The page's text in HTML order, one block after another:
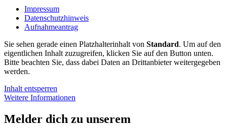
Impressum
Datenschutzhinweis
Aufnahmeantrag
Sie sehen gerade einen Platzhalterinhalt von Standard. Um auf den
eigentlichen Inhalt zuzugreifen, klicken Sie auf den Button unten.
Bitte beachten Sie, dass dabei Daten an Drittanbieter weitergegeben
werden.
Inhalt entsperren
Weitere Informationen
Melder dich zu unserem